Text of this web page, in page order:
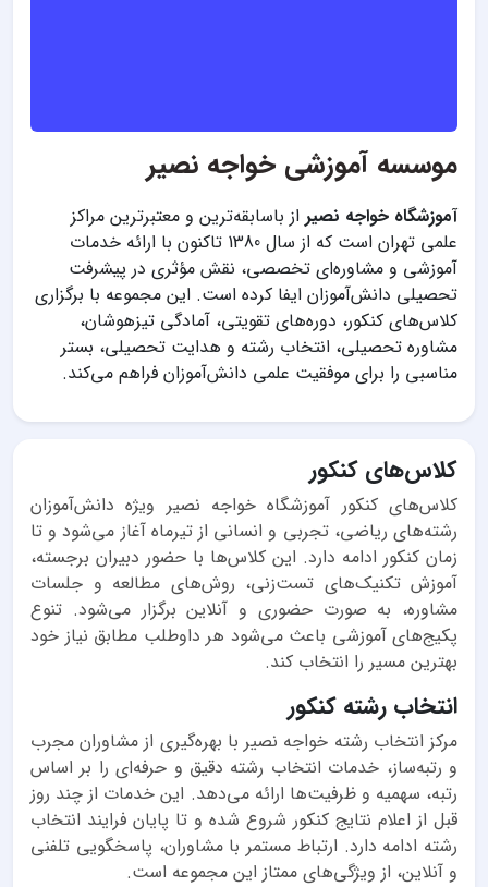
موسسه آموزشی خواجه نصیر
آموزشگاه خواجه نصیر از باسابقه‌ترین و معتبرترین مراکز
علمی تهران است که از سال 1380 تاکنون با ارائه خدمات
آموزشی و مشاوره‌ای تخصصی، نقش مؤثری در پیشرفت
تحصیلی دانش‌آموزان ایفا کرده است. این مجموعه با برگزاری
کلاس‌های کنکور، دوره‌های تقویتی، آمادگی تیزهوشان،
مشاوره تحصیلی، انتخاب رشته و هدایت تحصیلی، بستر
مناسبی را برای موفقیت علمی دانش‌آموزان فراهم می‌کند.
کلاس‌های کنکور
کلاس‌های کنکور آموزشگاه خواجه نصیر ویژه دانش‌آموزان
رشته‌های ریاضی، تجربی و انسانی از تیرماه آغاز می‌شود و تا
زمان کنکور ادامه دارد. این کلاس‌ها با حضور دبیران برجسته،
آموزش تکنیک‌های تست‌زنی، روش‌های مطالعه و جلسات
مشاوره، به صورت حضوری و آنلاین برگزار می‌شود. تنوع
پکیج‌های آموزشی باعث می‌شود هر داوطلب مطابق نیاز خود
بهترین مسیر را انتخاب کند.
انتخاب رشته کنکور
مرکز انتخاب رشته خواجه نصیر با بهره‌گیری از مشاوران مجرب
و رتبه‌ساز، خدمات انتخاب رشته دقیق و حرفه‌ای را بر اساس
رتبه، سهمیه و ظرفیت‌ها ارائه می‌دهد. این خدمات از چند روز
قبل از اعلام نتایج کنکور شروع شده و تا پایان فرایند انتخاب
رشته ادامه دارد. ارتباط مستمر با مشاوران، پاسخگویی تلفنی
و آنلاین، از ویژگی‌های ممتاز این مجموعه است.